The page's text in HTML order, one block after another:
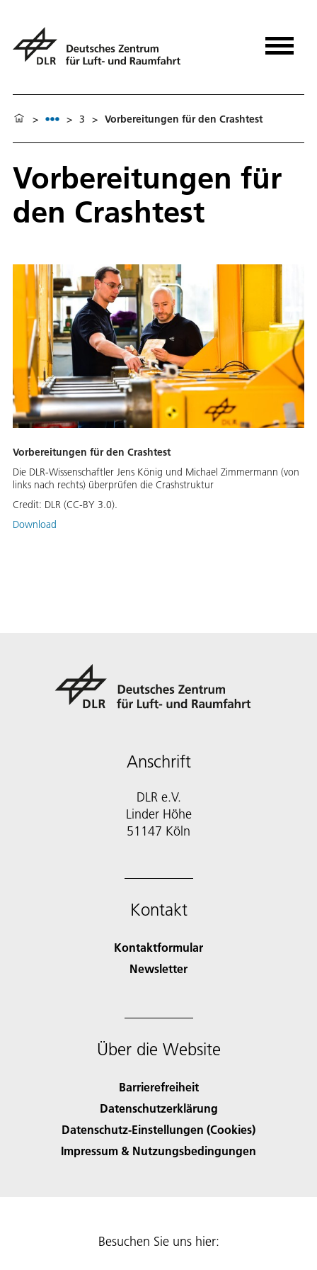
> > 3 > Vorbereitungen für den Crashtest
Vorbereitungen für
den Crashtest
Vorbereitungen für den Crashtest
Die DLR-Wissenschaftler Jens König und Michael Zimmermann (von
links nach rechts) überprüfen die Crashstruktur
Credit: DLR (CC-BY 3.0).
Download
Anschrift
DLR e.V.
Linder Höhe
51147 Köln
Kontakt
Kontaktformular
Newsletter
Über die Website
Barrierefreiheit
Datenschutzerklärung
Datenschutz-Einstellungen (Cookies)
Impressum & Nutzungsbedingungen
Besuchen Sie uns hier: